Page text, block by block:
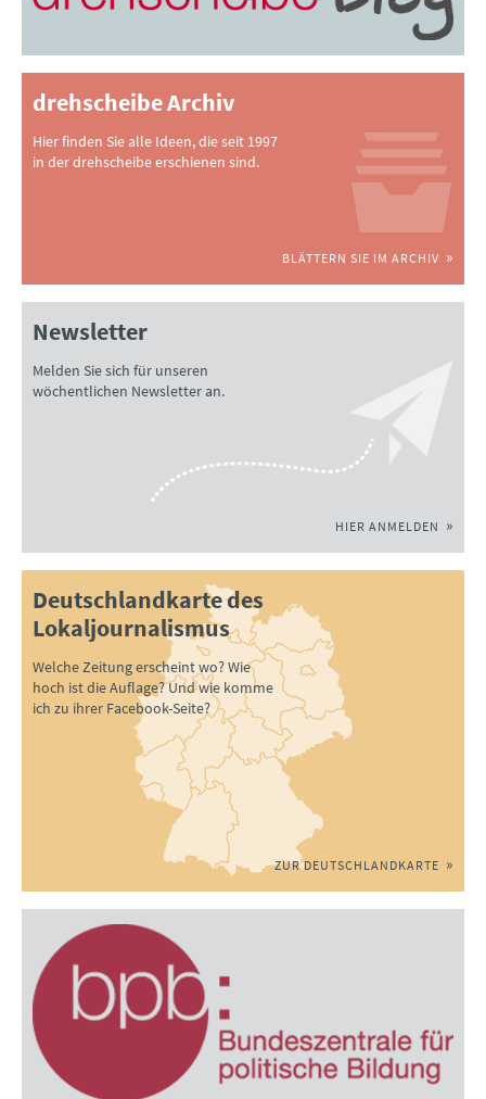
drehscheibe Archiv
Hier finden Sie alle Ideen, die seit 1997
in der drehscheibe erschienen sind.
BLÄTTERN SIE IM ARCHIV
Newsletter
Melden Sie sich für unseren
wöchentlichen Newsletter an.
HIER ANMELDEN
Deutschlandkarte des
Lokaljournalismus
Welche Zeitung erscheint wo? Wie
hoch ist die Auflage? Und wie komme
ich zu ihrer Facebook-Seite?
ZUR DEUTSCHLANDKARTE